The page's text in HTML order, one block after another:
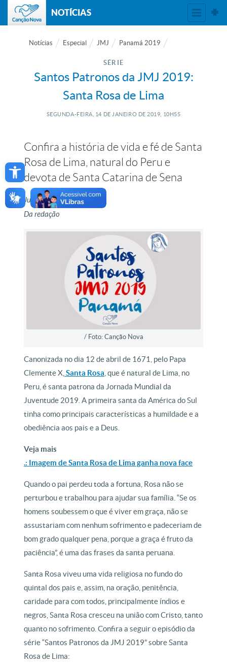
Open toolbar
NOTÍCIAS
Notícias Especial JMJ Panamá 2019
SÉRIE
Santos Patronos da JMJ 2019:
Santa Rosa de Lima
SEGUNDA-FEIRA, 14 DE JANEIRO DE 2019, 10H55
Confira a história de vida e fé de Santa
Rosa de Lima, natural do Peru e
devota de Santa Catarina de Sena
Julia Beck
Da redação
/ Foto: Canção Nova
Canonizada no dia 12 de abril de 1671, pelo Papa
Clemente X, Santa Rosa , que é natural de Lima, no
Peru, é santa patrona da Jornada Mundial da
Juventude 2019. A primeira santa da América do Sul
tinha como principais características a humildade e a
obediência aos pais e a Deus.
Veja mais
.: Imagem de Santa Rosa de Lima ganha nova face
Quando o pai perdeu toda a fortuna, Rosa não se
perturbou e trabalhou para ajudar sua família. “Se os
homens soubessem o que é viver em graça, não se
assustariam com nenhum sofrimento e padeceriam de
bom grado qualquer pena, porque a graça é fruto da
paciência”, é uma das frases da santa peruana.
Santa Rosa viveu uma vida religiosa no fundo do
quintal dos pais e, assim, na oração, penitência,
caridade para com todos, principalmente índios e
negros, Santa Rosa cresceu na união com Cristo, tanto
quanto no sofrimento. Confira a seguir o episódio da
série “Santos Patronos da JMJ 2019” sobre Santa
Rosa de Lima: